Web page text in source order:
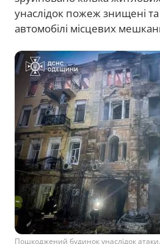
унаслідок пожеж знищені
автомобілі місцевих
Пошкоджений будинок унаслідок